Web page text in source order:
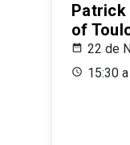
Patrick
of
22 de
15:30